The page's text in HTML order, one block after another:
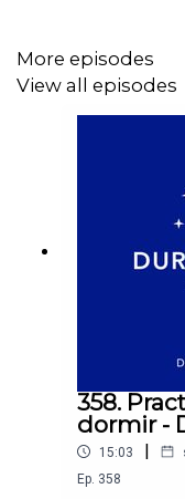
Confiar en
listo
Si quieres
https://
More episodes
View all episodes
358.
dormir -
15:03 |
Ep. 358